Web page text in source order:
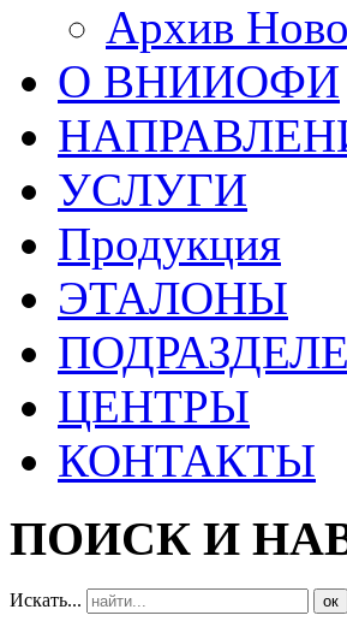
Архив
О ВНИИОФИ
УСЛУГИ
Продукция
ЭТАЛОНЫ
ЦЕНТРЫ
КОНТАКТЫ
ПОИСК И
Искать... ок